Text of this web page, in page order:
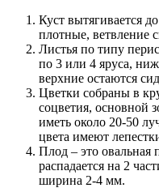
Куст вытягивается
плотные, ветвление
Листья по типу
по 3 или 4 яруса,
верхние остаются
Цветки собраны в
соцветия, основной
иметь около 20-50
цвета имеют
Плод – это овальная
распадается на 2
ширина 2-4 мм.